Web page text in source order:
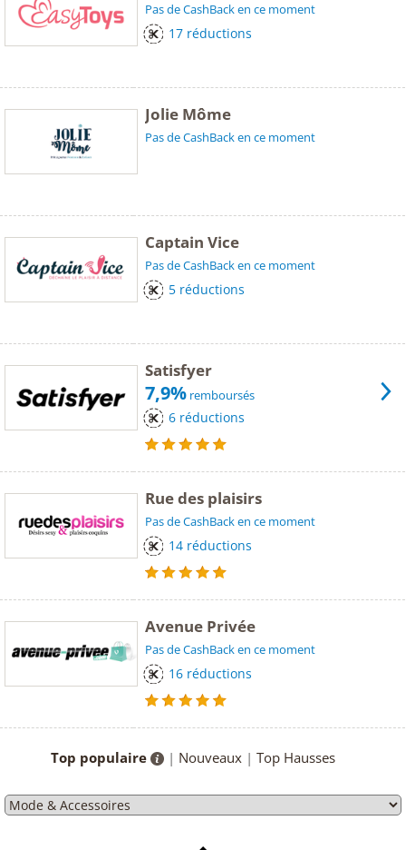
Pas de CashBack en ce moment
17 réductions
Jolie Môme
Pas de CashBack en ce moment
Captain Vice
Pas de CashBack en ce moment
5 réductions
Satisfyer
7,9% remboursés
6 réductions
Rue des plaisirs
Pas de CashBack en ce moment
14 réductions
Avenue Privée
Pas de CashBack en ce moment
16 réductions
Top populaire | Nouveaux| Top Hausses